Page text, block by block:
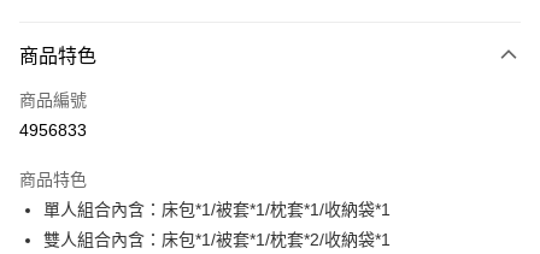
信用卡一次付款
LINE Pay
街口支付
悠遊付
商品特色
商品編號
4956833
商品特色
單人組合內含：床包*1/被套*1/枕套*1/收納袋*1
雙人組合內含：床包*1/被套*1/枕套*2/收納袋*1